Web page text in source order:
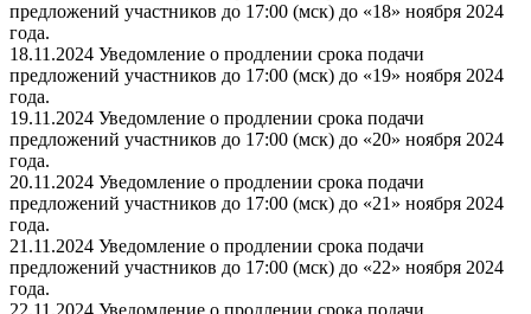
предложений участников до 17:00 (мск) до «18» ноября 2024
года.
18.11.2024 Уведомление о продлении срока подачи
предложений участников до 17:00 (мск) до «19» ноября 2024
года.
19.11.2024 Уведомление о продлении срока подачи
предложений участников до 17:00 (мск) до «20» ноября 2024
года.
20.11.2024 Уведомление о продлении срока подачи
предложений участников до 17:00 (мск) до «21» ноября 2024
года.
21.11.2024 Уведомление о продлении срока подачи
предложений участников до 17:00 (мск) до «22» ноября 2024
года.
22.11.2024 Уведомление о продлении срока подачи